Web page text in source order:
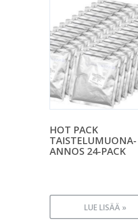
HOT PACK
TAISTELUMUONA-
ANNOS 24-PACK
LUE LISÄÄ »